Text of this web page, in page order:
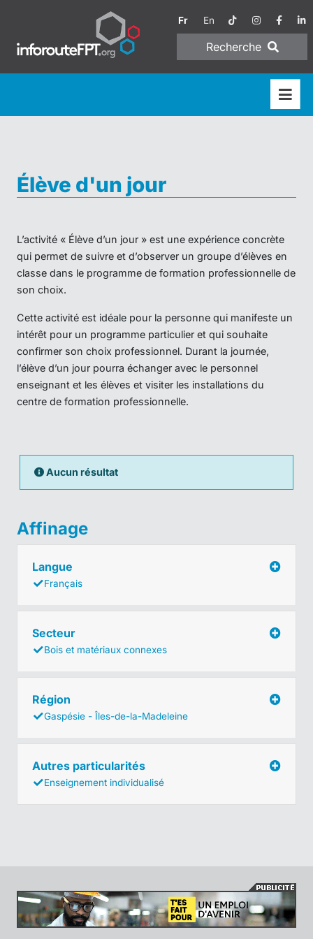
Fr En
Recherche
Élève d'un jour
L’activité « Élève d’un jour » est une expérience concrète
qui permet de suivre et d’observer un groupe d’élèves en
classe dans le programme de formation professionnelle de
son choix.
Cette activité est idéale pour la personne qui manifeste un
intérêt pour un programme particulier et qui souhaite
confirmer son choix professionnel. Durant la journée,
l’élève d’un jour pourra échanger avec le personnel
enseignant et les élèves et visiter les installations du
centre de formation professionnelle.
Aucun résultat
Affinage
Langue
Français
Secteur
Bois et matériaux connexes
Région
Gaspésie - Îles-de-la-Madeleine
Autres particularités
Enseignement individualisé